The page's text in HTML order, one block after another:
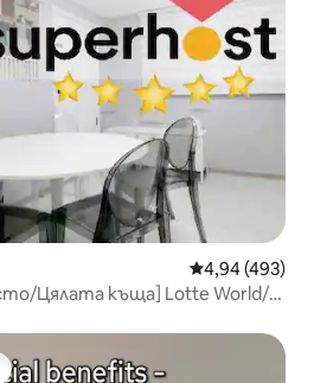
Средна
4,94 (493)
Цялата къща] Lotte World/
на гостите